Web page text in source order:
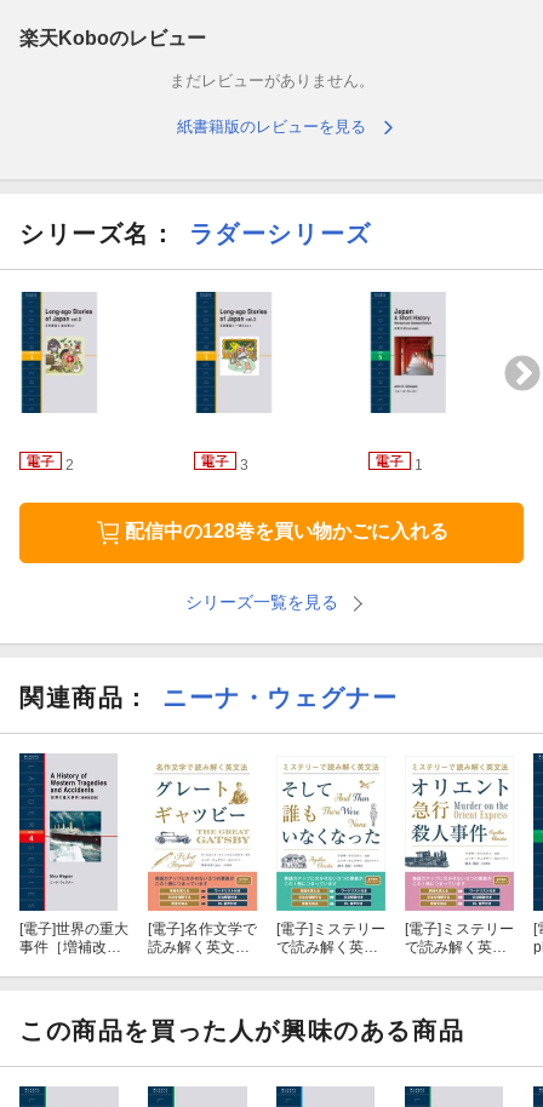
楽天Koboのレビュー
まだレビューがありません。
紙書籍版のレビューを見る
シリーズ名： ラダーシリーズ
2 3 1
配信中の128巻を買い物かごに入れる
シリーズ一覧を見る
関連商品 ： ニーナ・ウェグナー
[電子]世界の重大
事件［増補改訂
[電子]名作文学で
読み解く英文法
[電子] ミステリー
で読み解く英文
[電子] ミステリー
で読み解く英文
[
この商品を買った人が興味のある商品